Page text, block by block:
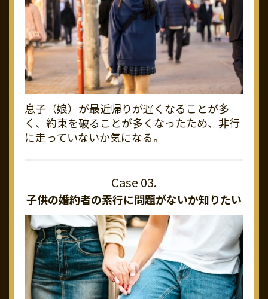
息子（娘）が最近帰りが遅くなることが多
く、約束を破ることが多くなったため、非行
に走っていないか気になる。
子供の婚約者の素行に問題がないか知りたい